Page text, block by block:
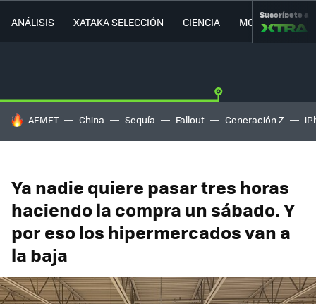
ANÁLISIS XATAKA SELECCIÓN CIENCIA MOVILIDAD
Suscríbete a
HOY SE HABLA DE
AEMET China Sequía Fallout Generación Z
Ya nadie quiere pasar tres horas
haciendo la compra un sábado. Y
por eso los hipermercados van a
la baja